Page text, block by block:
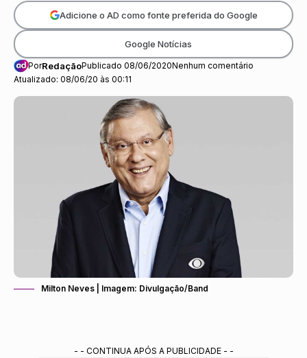
Atualizado: 08/06/20 às 00:11
PorRedaçãoPublicado 08/06/2020Nenhum comentário
Adicione o AD como fonte preferida do Google
Google Notícias
Milton Neves | Imagem: Divulgação/Band
- - CONTINUA APÓS A PUBLICIDADE - -